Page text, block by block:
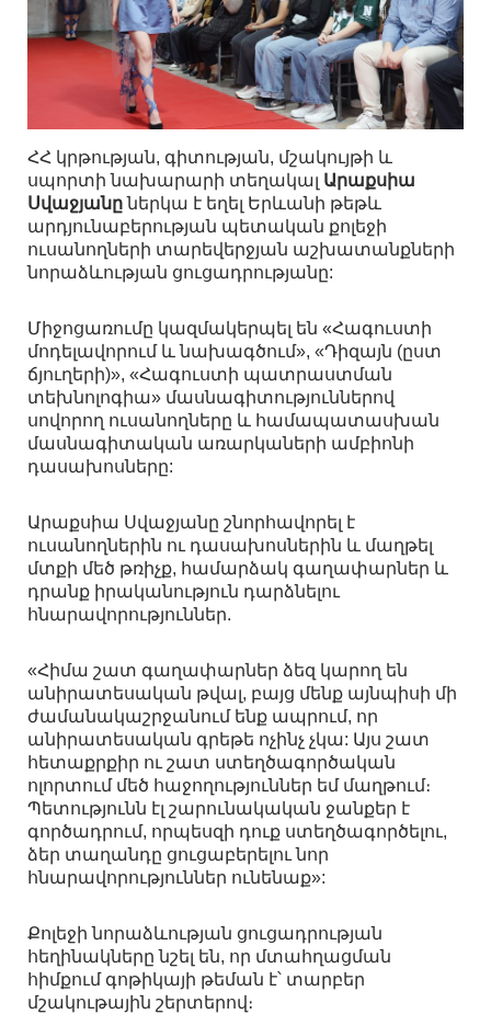
ՀՀ կրթության, գիտության, մշակույթի և
սպորտի նախարարի տեղակալ Արաքսիա
Սվաջյանըներկա է եղել Երևանի թեթև
արդյունաբերության պետական քոլեջի
ուսանողների տարեվերջյան աշխատանքների
նորաձևության ցուցադրությանը:
Միջոցառումը կազմակերպել են «Հագուստի
մոդելավորում և նախագծում», «Դիզայն (ըստ
ճյուղերի)», «Հագուստի պատրաստման
տեխնոլոգիա» մասնագիտություններով
սովորող ուսանողները և համապատասխան
մասնագիտական առարկաների ամբիոնի
դասախոսները:
Արաքսիա Սվաջյանը շնորհավորել է
ուսանողներին ու դասախոսներին և մաղթել
մտքի մեծ թռիչք, համարձակ գաղափարներ և
դրանք իրականություն դարձնելու
հնարավորություններ.
«Հիմա շատ գաղափարներ ձեզ կարող են
անիրատեսական թվալ, բայց մենք այնպիսի մի
ժամանակաշրջանում ենք ապրում, որ
անիրատեսական գրեթե ոչինչ չկա: Այս շատ
հետաքրքիր ու շատ ստեղծագործական
ոլորտում մեծ հաջողություններ եմ մաղթում։
Պետությունն էլ շարունակական ջանքեր է
գործադրում, որպեսզի դուք ստեղծագործելու,
ձեր տաղանդը ցուցաբերելու նոր
հնարավորություններ ունենաք»:
Քոլեջի նորաձևության ցուցադրության
հեղինակները նշել են, որ մտահղացման
հիմքում գոթիկայի թեման է՝ տարբեր
մշակութային շերտերով։